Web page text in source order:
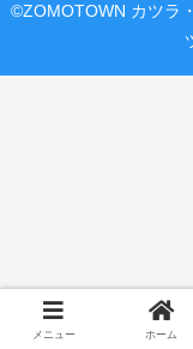
©ZOMOTOWN カツラ
メニュー ホーム